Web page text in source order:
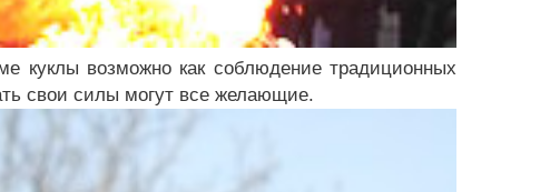
куклы возможно как соблюдение традиционных
свои силы могут все желающие.